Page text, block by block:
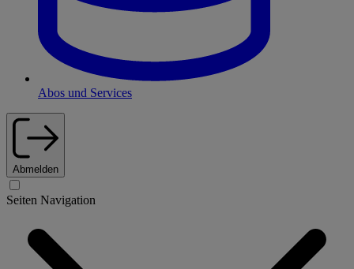
Abos und Services
Abmelden
Seiten Navigation